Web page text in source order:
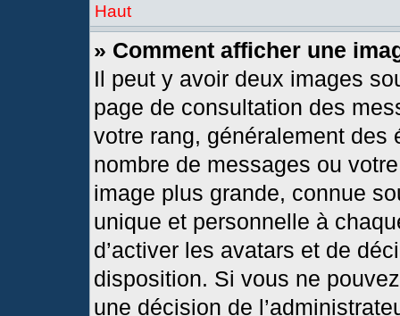
Haut
» Comment afficher une
Il peut y avoir deux images
page de consultation des
votre rang, généralement
nombre de messages ou
image plus grande, connue
unique et personnelle à
d’activer les avatars et de
disposition. Si vous ne
une décision de